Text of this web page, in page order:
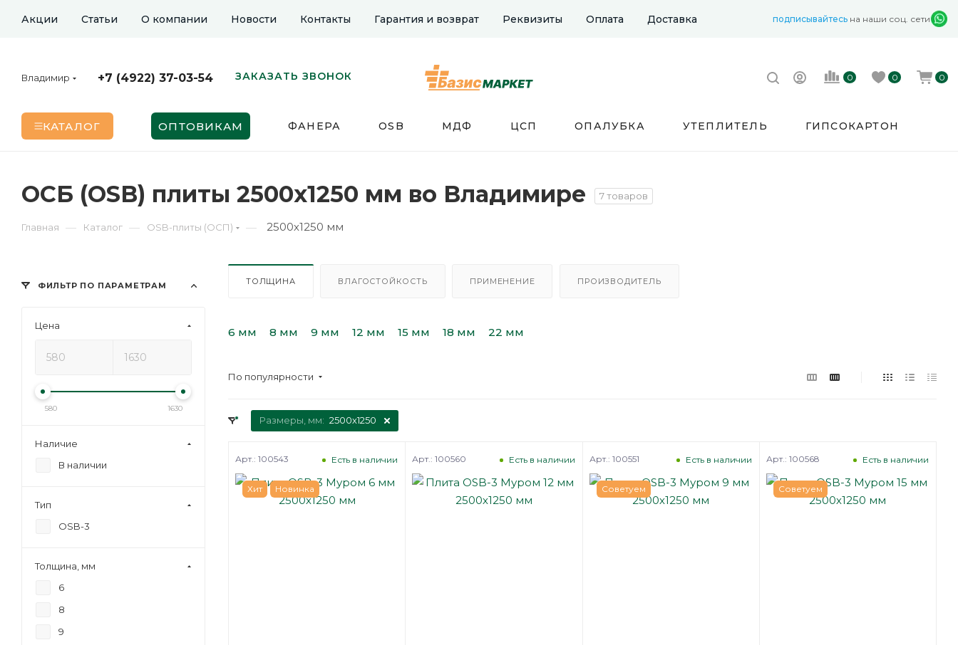
Акции Статьи О компании Новости Контакты Гарантия и возврат Реквизиты Оплата Доставка подписывайтесь на наши соц. сети
Владимир +7 (4922) 37-03-54 ЗАКАЗАТЬ ЗВОНОК 0 0 0
КАТАЛОГ ОПТОВИКАМ ФАНЕРА OSB МДФ ЦСП ОПАЛУБКА УТЕПЛИТЕЛЬ ГИПСОКАРТОН
ОСБ (OSB) плиты 2500х1250 мм во Владимире 7 товаров
Главная — Каталог — OSB-плиты (ОСП) — 2500х1250 мм
ТОЛЩИНА ВЛАГОСТОЙКОСТЬ ПРИМЕНЕНИЕ ПРОИЗВОДИТЕЛЬ
6 мм 8 мм 9 мм 12 мм 15 мм 18 мм 22 мм
По популярности
Размеры, мм: 2500х1250
Хит Новинка
Есть в наличии
Арт.: 100543 Есть в наличии
Арт.: 100560
Советуем
Есть в наличии
Арт.: 100551
Советуем
Есть в наличии
Арт.: 100568
ФИЛЬТР ПО ПАРАМЕТРАМ
Цена
580 1630
Наличие
В наличии
Тип
OSB-3
Толщина, мм
6
8
9